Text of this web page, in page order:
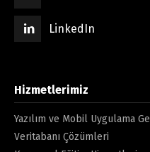
LinkedIn
Hizmetlerimiz
Yazılım ve Mobil Uygulama
Veritabanı Çözümleri